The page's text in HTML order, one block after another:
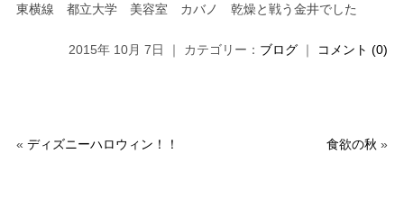
東横線 都立大学 美容室 カバノ 乾燥と戦う金井でした
2015年 10月 7日 ｜ カテゴリー： ブログ ｜ コメント (0)
« ディズニーハロウィン！！ 食欲の秋 »